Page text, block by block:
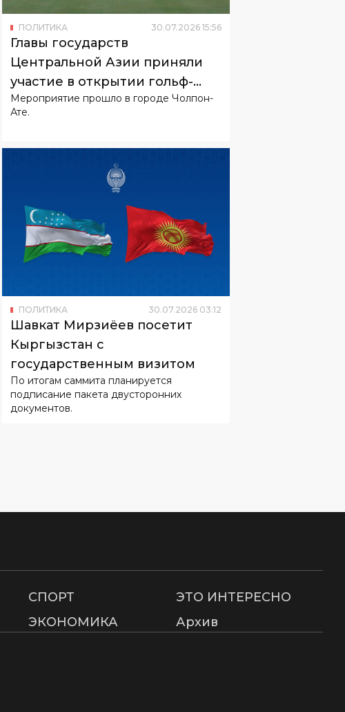
ПОЛИТИКА 30.07.2026 15:56
Главы государств
Центральной Азии приняли
участие в открытии гольф-
клуба на Иссык-Куле
Мероприятие прошло в городе Чолпон-
Ате.
ПОЛИТИКА 30.07.2026 03:12
Шавкат Мирзиёев посетит
Кыргызстан с
государственным визитом
По итогам саммита планируется
подписание пакета двусторонних
документов.
СПОРТ
ЭТО ИНТЕРЕСНО
ЭКОНОМИКА Архив